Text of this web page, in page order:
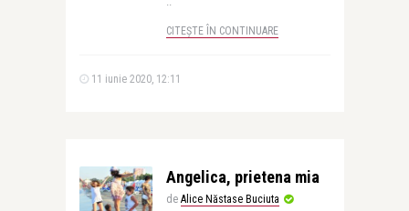
CITEȘTE ÎN CONTINUARE
11 iunie 2020, 12:11
Angelica, prietena mia
de Alice Năstase Buciuta